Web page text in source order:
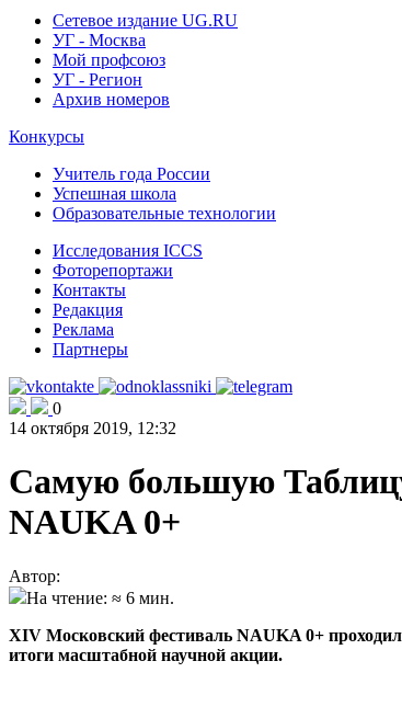
Сетевое издание UG.RU
УГ - Москва
Мой профсоюз
УГ - Регион
Архив номеров
Конкурсы
Учитель года России
Успешная школа
Образовательные технологии
Исследования ICCS
Фоторепортажи
Контакты
Редакция
Реклама
Партнеры
0
14 октября 2019, 12:32
Самую большую
NAUKA 0+
Автор:
На чтение: ≈ 6 мин.
XIV Московский фестиваль NAUKA 0+ проходил
итоги масштабной научной акции.